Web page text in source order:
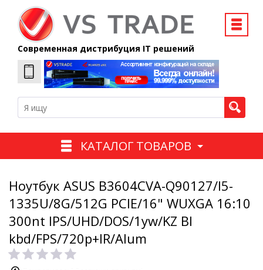
Современная дистрибуция IT решений
КАТАЛОГ ТОВАРОВ
Ноутбук ASUS B3604CVA-Q90127/I5-
1335U/8G/512G PCIE/16" WUXGA 16:10
300nt IPS/UHD/DOS/1yw/KZ Bl
kbd/FPS/720p+IR/Alum